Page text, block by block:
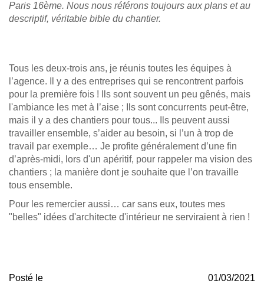
Paris 16ème. Nous nous référons toujours aux plans et au
descriptif, véritable bible du chantier.
Tous les deux-trois ans, je réunis toutes les équipes à
l’agence. Il y a des entreprises qui se rencontrent parfois
pour la première fois ! Ils sont souvent un peu gênés, mais
l'ambiance les met à l’aise ; Ils sont concurrents peut-être,
mais il y a des chantiers pour tous... Ils peuvent aussi
travailler ensemble, s’aider au besoin, si l’un à trop de
travail par exemple… Je profite généralement d’une fin
d’après-midi, lors d'un apéritif, pour rappeler ma vision des
chantiers ; la manière dont je souhaite que l’on travaille
tous ensemble.
Pour les remercier aussi… car sans eux, toutes mes
"belles" idées d'architecte d'intérieur ne serviraient à rien !
Posté le 01/03/2021